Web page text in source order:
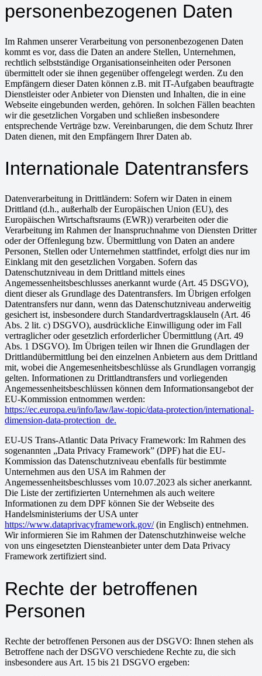
personenbezogenen Daten
Im Rahmen unserer Verarbeitung von personenbezogenen Daten
kommt es vor, dass die Daten an andere Stellen, Unternehmen,
rechtlich selbstständige Organisationseinheiten oder Personen
übermittelt oder sie ihnen gegenüber offengelegt werden. Zu den
Empfängern dieser Daten können z.B. mit IT-Aufgaben beauftragte
Dienstleister oder Anbieter von Diensten und Inhalten, die in eine
Webseite eingebunden werden, gehören. In solchen Fällen beachten
wir die gesetzlichen Vorgaben und schließen insbesondere
entsprechende Verträge bzw. Vereinbarungen, die dem Schutz Ihrer
Daten dienen, mit den Empfängern Ihrer Daten ab.
Internationale Datentransfers
Datenverarbeitung in Drittländern: Sofern wir Daten in einem
Drittland (d.h., außerhalb der Europäischen Union (EU), des
Europäischen Wirtschaftsraums (EWR)) verarbeiten oder die
Verarbeitung im Rahmen der Inanspruchnahme von Diensten Dritter
oder der Offenlegung bzw. Übermittlung von Daten an andere
Personen, Stellen oder Unternehmen stattfindet, erfolgt dies nur im
Einklang mit den gesetzlichen Vorgaben. Sofern das
Datenschutzniveau in dem Drittland mittels eines
Angemessenheitsbeschlusses anerkannt wurde (Art. 45 DSGVO),
dient dieser als Grundlage des Datentransfers. Im Übrigen erfolgen
Datentransfers nur dann, wenn das Datenschutzniveau anderweitig
gesichert ist, insbesondere durch Standardvertragsklauseln (Art. 46
Abs. 2 lit. c) DSGVO), ausdrückliche Einwilligung oder im Fall
vertraglicher oder gesetzlich erforderlicher Übermittlung (Art. 49
Abs. 1 DSGVO). Im Übrigen teilen wir Ihnen die Grundlagen der
Drittlandübermittlung bei den einzelnen Anbietern aus dem Drittland
mit, wobei die Angemesenheitsbeschlüsse als Grundlagen vorrangig
gelten. Informationen zu Drittlandtransfers und vorliegenden
Angemessenheitsbeschlüssen können dem Informationsangebot der
EU-Kommission entnommen werden:
https://ec.europa.eu/info/law/law-topic/data-protection/international-
dimension-data-protection_de.
EU-US Trans-Atlantic Data Privacy Framework: Im Rahmen des
sogenannten „Data Privacy Framework” (DPF) hat die EU-
Kommission das Datenschutzniveau ebenfalls für bestimmte
Unternehmen aus den USA im Rahmen der
Angemessenheitsbeschlusses vom 10.07.2023 als sicher anerkannt.
Die Liste der zertifizierten Unternehmen als auch weitere
Informationen zu dem DPF können Sie der Webseite des
Handelsministeriums der USA unter
https://www.dataprivacyframework.gov/(in Englisch) entnehmen.
Wir informieren Sie im Rahmen der Datenschutzhinweise welche
von uns eingesetzten Diensteanbieter unter dem Data Privacy
Framework zertifiziert sind.
Rechte der betroffenen
Personen
Rechte der betroffenen Personen aus der DSGVO: Ihnen stehen als
Betroffene nach der DSGVO verschiedene Rechte zu, die sich
insbesondere aus Art. 15 bis 21 DSGVO ergeben: